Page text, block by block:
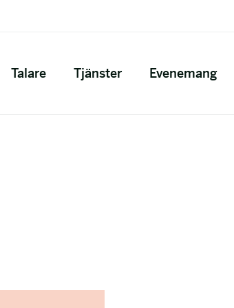
Talare Tjänster Evenemang